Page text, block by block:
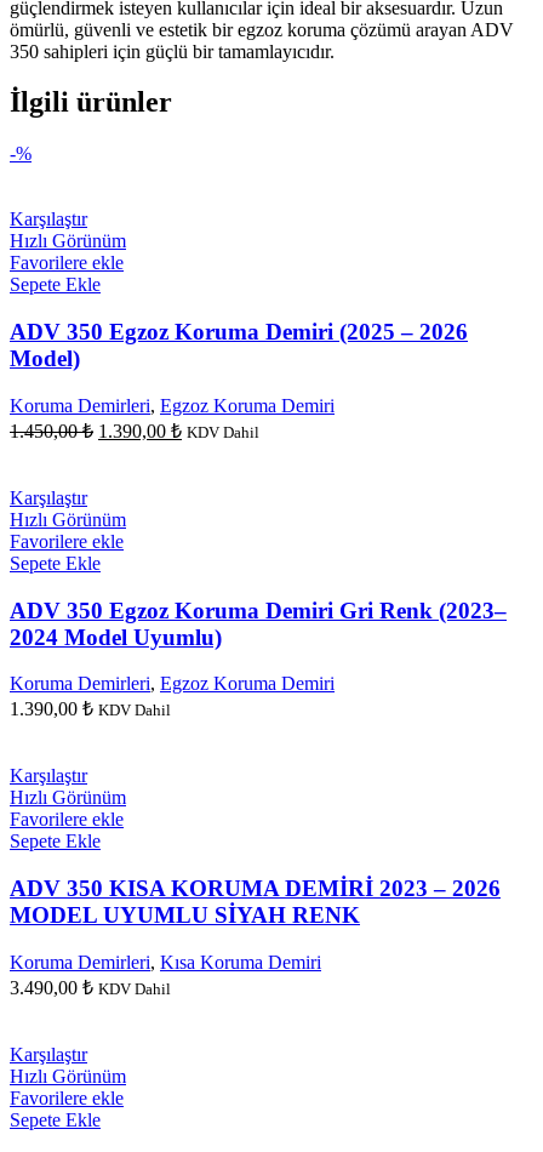
güçlendirmek isteyen kullanıcılar için ideal bir aksesuardır. Uzun
ömürlü, güvenli ve estetik bir egzoz koruma çözümü arayan ADV
350 sahipleri için güçlü bir tamamlayıcıdır.
İlgili ürünler
-%
Karşılaştır
Hızlı Görünüm
Favorilere ekle
Sepete Ekle
ADV 350 Egzoz Koruma Demiri (2025 – 2026
Model)
Koruma Demirleri, Egzoz Koruma Demiri
1.450,00₺ Orijinal
1.390,00 ₺Şu
KDV Dahil
Karşılaştır
Hızlı Görünüm
Favorilere ekle
Sepete Ekle
ADV 350 Egzoz Koruma Demiri Gri Renk (2023–
2024 Model Uyumlu)
Koruma Demirleri, Egzoz Koruma Demiri
1.390,00 ₺ KDV Dahil
Karşılaştır
Hızlı Görünüm
Favorilere ekle
Sepete Ekle
ADV 350 KISA KORUMA DEMİRİ 2023 – 2026
MODEL UYUMLU SİYAH RENK
Koruma Demirleri, Kısa Koruma Demiri
3.490,00 ₺ KDV Dahil
Karşılaştır
Hızlı Görünüm
Favorilere ekle
Sepete Ekle